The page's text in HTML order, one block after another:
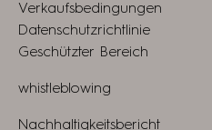
Verkaufsbedingungen
Datenschutzrichtlinie
Geschützter Bereich
whistleblowing
Nachhaltigkeitsbericht